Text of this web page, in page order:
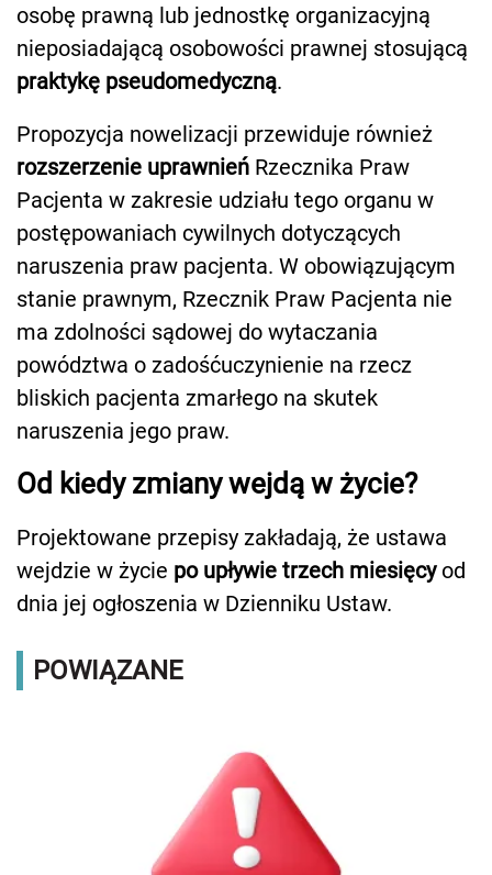
osobę prawną lub jednostkę organizacyjną
nieposiadającą osobowości prawnej stosującą
praktykę pseudomedyczną.
Propozycja nowelizacji przewiduje również
rozszerzenie uprawnień Rzecznika Praw
Pacjenta w zakresie udziału tego organu w
postępowaniach cywilnych dotyczących
naruszenia praw pacjenta. W obowiązującym
stanie prawnym, Rzecznik Praw Pacjenta nie
ma zdolności sądowej do wytaczania
powództwa o zadośćuczynienie na rzecz
bliskich pacjenta zmarłego na skutek
naruszenia jego praw.
Od kiedy zmiany wejdą w życie?
Projektowane przepisy zakładają, że ustawa
wejdzie w życie po upływie trzech miesięcyod
dnia jej ogłoszenia w Dzienniku Ustaw.
POWIĄZANE